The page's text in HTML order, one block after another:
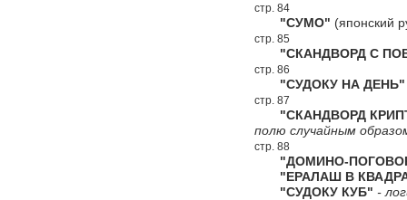
стр. 84
"СУМО" (японский
стр. 85
"СКАНДВОРД С
стр. 86
"СУДОКУ НА ДЕНЬ"
стр. 87
"СКАНДВОРД
полю случайным
стр. 88
"ДОМИНО-
"ЕРАЛАШ В
"СУДОКУ КУБ" -